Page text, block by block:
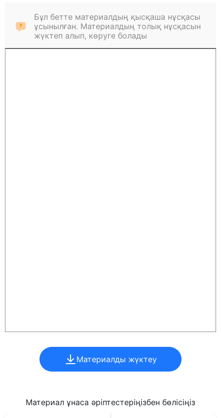
Бұл бетте материалдың қысқаша нұсқасы
ұсынылған. Материалдың толық нұсқасын
жүктеп алып, көруге болады
Материалды жүктеу
Материал ұнаса әріптестеріңізбен бөлісіңіз